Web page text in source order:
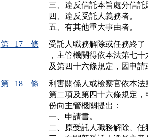
三、違反信託本旨處分信託
四、違反受託人義務者。
五、有其他重大事由者。
第 17 條
受託人職務解除或任務終
，主管機關得依本法第七
及第四十六條規定，因申
第 18 條
利害關係人或檢察官依本
第二項及第四十六條規定
份向主管機關提出：
一、申請書。
二、原受託人職務解除、